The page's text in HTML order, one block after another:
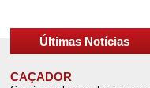
Últimas Notícias
CAÇADOR